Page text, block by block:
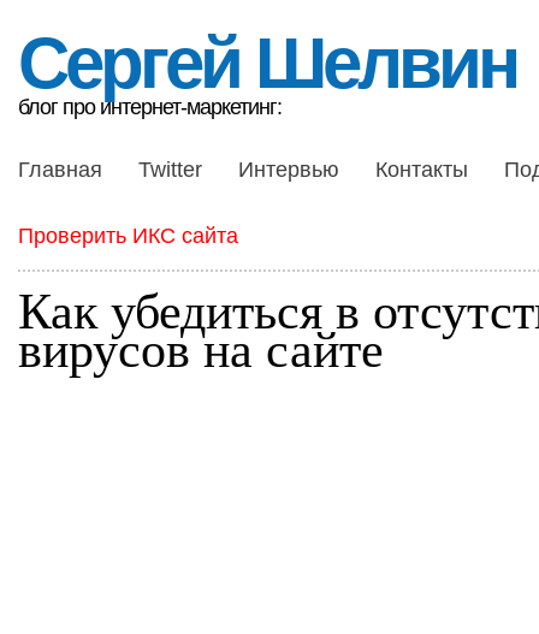
Сергей Шелвин
блог про интернет-маркетинг:
Главная Twitter Интервью Контакты
Проверить ИКС сайта
Как убедиться в
вирусов на сайте